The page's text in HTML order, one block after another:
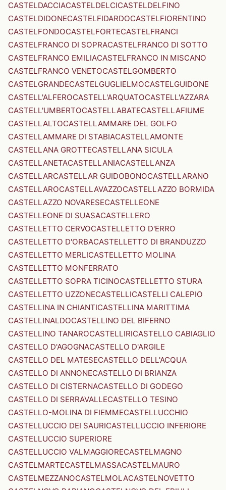
CASTELDACCIACASTELDELCICASTELDELFINO
CASTELDIDONECASTELFIDARDOCASTELFIORENTINO
CASTELFONDOCASTELFORTECASTELFRANCI
CASTELFRANCO DI SOPRACASTELFRANCO DI SOTTO
CASTELFRANCO EMILIACASTELFRANCO IN MISCANO
CASTELFRANCO VENETOCASTELGOMBERTO
CASTELGRANDECASTELGUGLIELMOCASTELGUIDONE
CASTELL'ALFEROCASTELL'ARQUATOCASTELL'AZZARA
CASTELL'UMBERTOCASTELLABATECASTELLAFIUME
CASTELLALTOCASTELLAMMARE DEL GOLFO
CASTELLAMMARE DI STABIACASTELLAMONTE
CASTELLANA GROTTECASTELLANA SICULA
CASTELLANETACASTELLANIACASTELLANZA
CASTELLARCASTELLAR GUIDOBONOCASTELLARANO
CASTELLAROCASTELLAVAZZOCASTELLAZZO BORMIDA
CASTELLAZZO NOVARESECASTELLEONE
CASTELLEONE DI SUASACASTELLERO
CASTELLETTO CERVOCASTELLETTO D'ERRO
CASTELLETTO D'ORBACASTELLETTO DI BRANDUZZO
CASTELLETTO MERLICASTELLETTO MOLINA
CASTELLETTO MONFERRATO
CASTELLETTO SOPRA TICINOCASTELLETTO STURA
CASTELLETTO UZZONECASTELLICASTELLI CALEPIO
CASTELLINA IN CHIANTICASTELLINA MARITTIMA
CASTELLINALDOCASTELLINO DEL BIFERNO
CASTELLINO TANAROCASTELLIRICASTELLO CABIAGLIO
CASTELLO D'AGOGNACASTELLO D'ARGILE
CASTELLO DEL MATESECASTELLO DELL'ACQUA
CASTELLO DI ANNONECASTELLO DI BRIANZA
CASTELLO DI CISTERNACASTELLO DI GODEGO
CASTELLO DI SERRAVALLECASTELLO TESINO
CASTELLO-MOLINA DI FIEMMECASTELLUCCHIO
CASTELLUCCIO DEI SAURICASTELLUCCIO INFERIORE
CASTELLUCCIO SUPERIORE
CASTELLUCCIO VALMAGGIORECASTELMAGNO
CASTELMARTECASTELMASSACASTELMAURO
CASTELMEZZANOCASTELMOLACASTELNOVETTO